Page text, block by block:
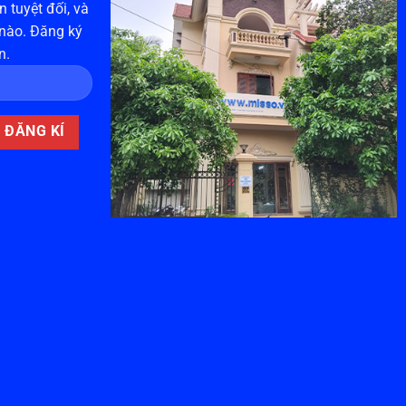
tuyệt đối, và
Đăng ký